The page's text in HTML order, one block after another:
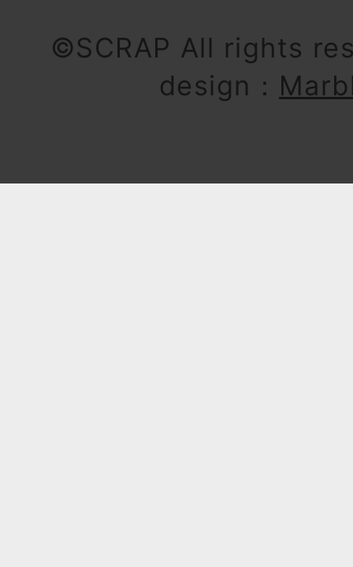
©SCRAP All rights
design：